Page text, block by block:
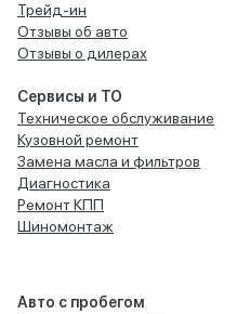
Трейд-ин
Отзывы об авто
Отзывы о дилерах
Сервисы и ТО
Техническое обслуживание
Кузовной ремонт
Замена масла и фильтров
Диагностика
Ремонт КПП
Шиномонтаж
Авто с пробегом